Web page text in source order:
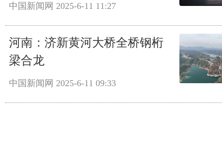
中国新闻网 2025-6-11 11:27
河南：济新黄河大桥全桥钢桁
梁合龙
中国新闻网 2025-6-11 09:33